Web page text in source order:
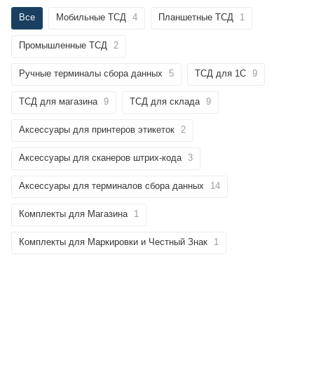
Все Мобильные ТСД 4 Планшетные ТСД 1
Промышленные ТСД 2
Ручные терминалы сбора данных 5 ТСД для 1С 9
ТСД для магазина 9 ТСД для склада 9
Аксессуары для принтеров этикеток 2
Аксессуары для сканеров штрих-кода 3
Аксессуары для терминалов сбора данных 14
Комплекты для Магазина 1
Комплекты для Маркировки и Честный Знак 1